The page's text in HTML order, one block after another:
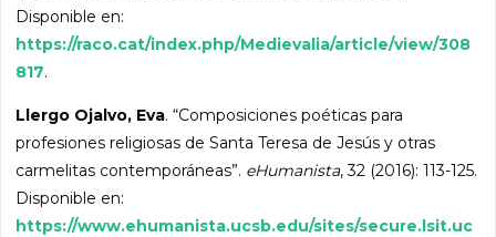
Disponible en:
https://raco.cat/index.php/Medievalia/article/view/308
817.
Llergo Ojalvo, Eva. “Composiciones poéticas para
profesiones religiosas de Santa Teresa de Jesús y otras
carmelitas contemporáneas”. eHumanista, 32 (2016): 113-125.
Disponible en:
https://www.ehumanista.ucsb.edu/sites/secure.lsit.uc